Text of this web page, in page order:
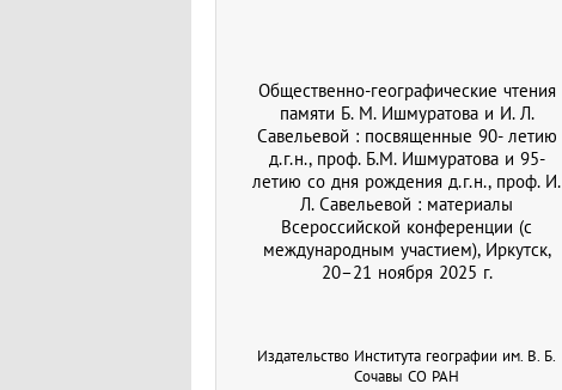
Общественно-географические чтения
памяти Б. М. Ишмуратова и И. Л.
Савельевой : посвященные 90- летию
д.г.н., проф. Б.М. Ишмуратова и 95-
летию со дня рождения д.г.н., проф. И.
Л. Савельевой : материалы
Всероссийской конференции (с
международным участием), Иркутск,
20–21 ноября 2025 г.
Издательство Института географии им. В. Б.
Сочавы СО РАН